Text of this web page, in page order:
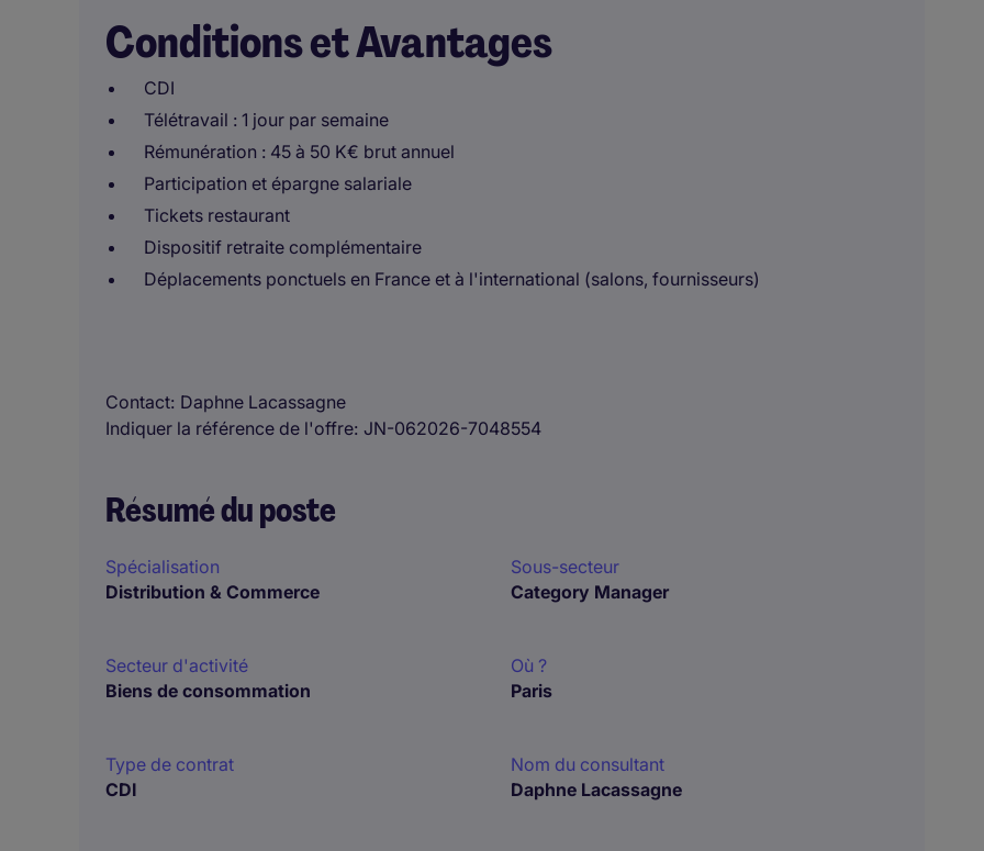
Conditions et Avantages
CDI
Télétravail : 1 jour par semaine
Rémunération : 45 à 50 K€ brut annuel
Participation et épargne salariale
Tickets restaurant
Dispositif retraite complémentaire
Déplacements ponctuels en France et à l'international (salons, fournisseurs)
Contact Daphne Lacassagne
Indiquer la référence de l'offre JN-062026-7048554
Résumé du poste
Spécialisation
Distribution & Commerce
Sous-secteur
Category Manager
Secteur d'activité
Biens de consommation
Où ?
Paris
Type de contrat
CDI
Nom du consultant
Daphne Lacassagne